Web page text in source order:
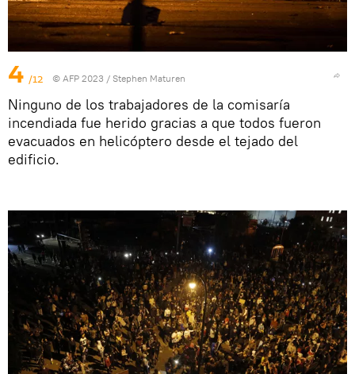
4 /12 © AFP 2023 / Stephen Maturen
Ninguno de los trabajadores de la comisaría
incendiada fue herido gracias a que todos fueron
evacuados en helicóptero desde el tejado del
edificio.